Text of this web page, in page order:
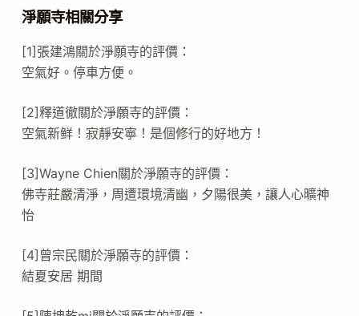
淨願寺相關分享
[1]張建鴻關於淨願寺的評價：
空氣好。停車方便。
[2]釋道徹關於淨願寺的評價：
空氣新鲜！寂靜安寧！是個修行的好地方！
[3]Wayne Chien關於淨願寺的評價：
佛寺莊嚴清淨，周遭環境清幽，夕陽很美，讓人心曠神
怡
[4]曾宗民關於淨願寺的評價：
結夏安居 期間